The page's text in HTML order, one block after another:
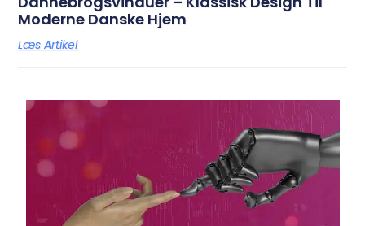
Moderne Danske Hjem
Læs Artikel